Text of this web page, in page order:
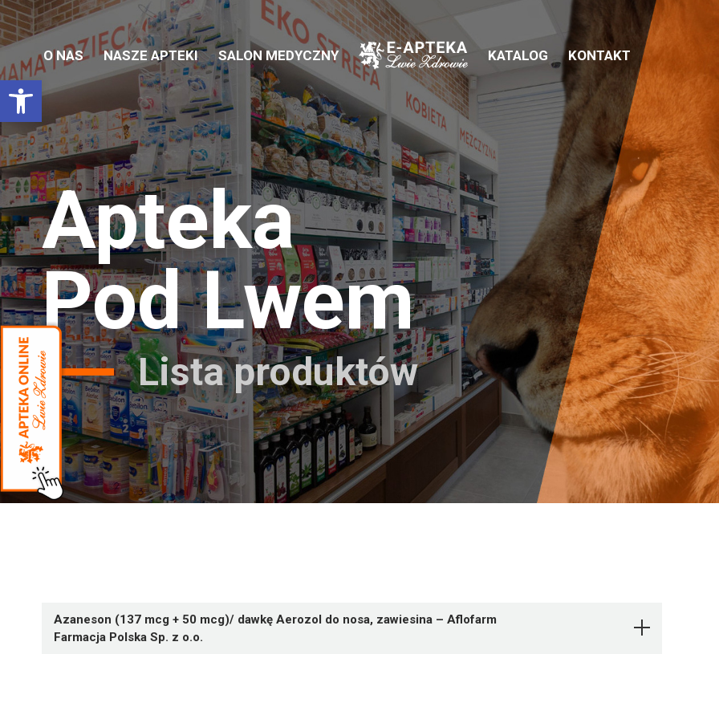
Otwórz pasek narzędzi
O NAS NASZE APTEKI SALON MEDYCZNY KATALOG KONTAKT
Apteka
Pod Lwem
Lista produktów
Azaneson (137 mcg + 50 mcg)/ dawkę Aerozol do nosa, zawiesina – Aflofarm
Farmacja Polska Sp. z o.o.